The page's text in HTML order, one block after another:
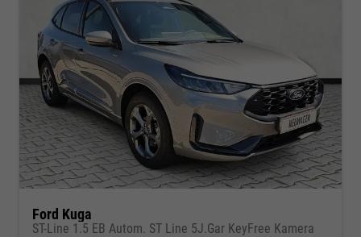
Ford Kuga
ST-Line 1.5 EB Autom. ST Line 5J.Gar KeyFree Kamera